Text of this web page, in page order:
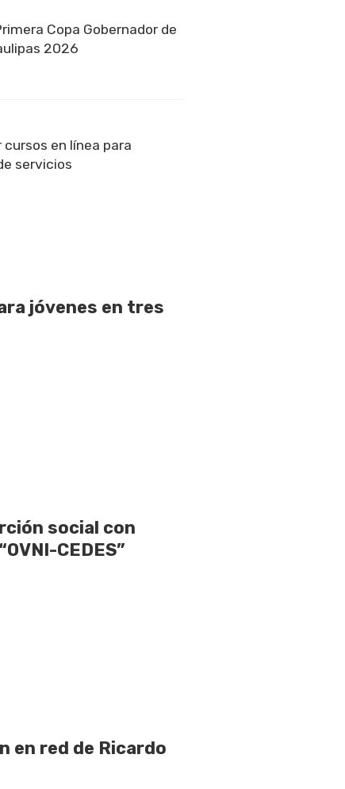
Copa Gobernador de
2026
en línea para
servicios
jóvenes en tres
social con
CEDES”
en red de Ricardo